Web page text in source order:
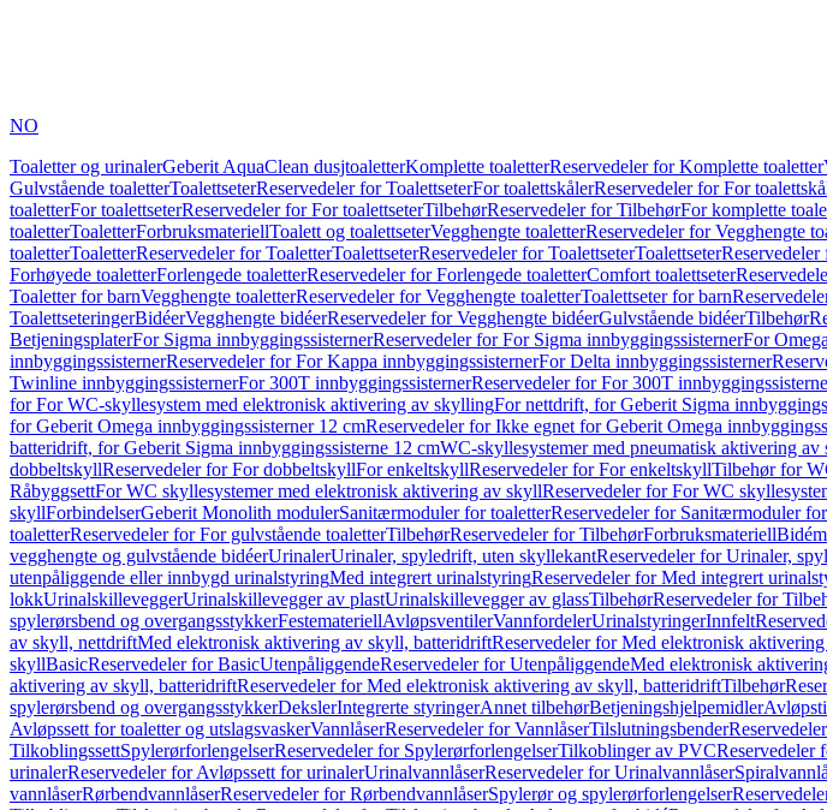
NO
Toaletter og urinalerGeberit AquaClean dusjtoaletterKomplette toaletterReservedeler for Komplette toaletter
Gulvstående toaletterToalettseterReservedeler for ToalettseterFor toalettskålerReservedeler for For
toaletterFor toalettseterReservedeler for For toalettseterTilbehørReservedeler for TilbehørFor komplette
toaletterToaletterForbruksmateriellToalett og toalettseterVegghengte toaletterReservedeler for Vegghengte
toaletterToaletterReservedeler for ToaletterToalettseterReservedeler for ToalettseterToalettseterReservedeler
Forhøyede toaletterForlengede toaletterReservedeler for Forlengede toaletterComfort toalettseter
Toaletter for barnVegghengte toaletterReservedeler for Vegghengte toaletterToalettseter for barn
ToalettseteringerBidéerVegghengte bidéerReservedeler for Vegghengte bidéerGulvstående bidéerTilbehør
BetjeningsplaterFor Sigma innbyggingssisternerReservedeler for For Sigma innbyggingssisternerFor
innbyggingssisternerReservedeler for For Kappa innbyggingssisternerFor Delta innbyggingssisterner
Twinline innbyggingssisternerFor 300T innbyggingssisternerReservedeler for For 300T
for For WC-skyllesystem med elektronisk aktivering av skyllingFor nettdrift, for Geberit Sigma
for Geberit Omega innbyggingssisterner 12 cmReservedeler for Ikke egnet for Geberit Omega
batteridrift, for Geberit Sigma innbyggingssisterne 12 cmWC-skyllesystemer med pneumatisk aktivering av
dobbeltskyllReservedeler for For dobbeltskyllFor enkeltskyllReservedeler for For enkeltskyllTilbehør for
RåbyggsettFor WC skyllesystemer med elektronisk aktivering av skyllReservedeler for For WC
skyllForbindelserGeberit Monolith modulerSanitærmoduler for toaletterReservedeler for Sanitærmoduler
toaletterReservedeler for For gulvstående toaletterTilbehørReservedeler for TilbehørForbruksmateriell
vegghengte og gulvstående bidéerUrinalerUrinaler, spyledrift, uten skyllekantReservedeler for Urinaler,
utenpåliggende eller innbygd urinalstyringMed integrert urinalstyringReservedeler for Med integrert
lokkUrinalskilleveggerUrinalskillevegger av plastUrinalskillevegger av glassTilbehørReservedeler for
spylerørsbend og overgangsstykkerFestemateriellAvløpsventilerVannfordelerUrinalstyringerInnfelt
av skyll, nettdriftMed elektronisk aktivering av skyll, batteridriftReservedeler for Med elektronisk
skyllBasicReservedeler for BasicUtenpåliggendeReservedeler for UtenpåliggendeMed elektronisk
aktivering av skyll, batteridriftReservedeler for Med elektronisk aktivering av skyll, batteridriftTilbehør
spylerørsbend og overgangsstykkerDekslerIntegrerte styringerAnnet tilbehørBetjeningshjelpemidler
Avløpssett for toaletter og utslagsvaskerVannlåserReservedeler for VannlåserTilslutningsbender
TilkoblingssettSpylerørforlengelserReservedeler for SpylerørforlengelserTilkoblinger av PVCReservedeler
urinalerReservedeler for Avløpssett for urinalerUrinalvannlåserReservedeler for Urinalvannlåser
vannlåserRørbendvannlåserReservedeler for RørbendvannlåserSpylerør og spylerørforlengelser